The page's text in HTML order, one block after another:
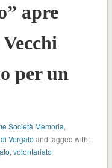
apre
per un
Società Memoria,
Vergato and tagged with:
, volontariato